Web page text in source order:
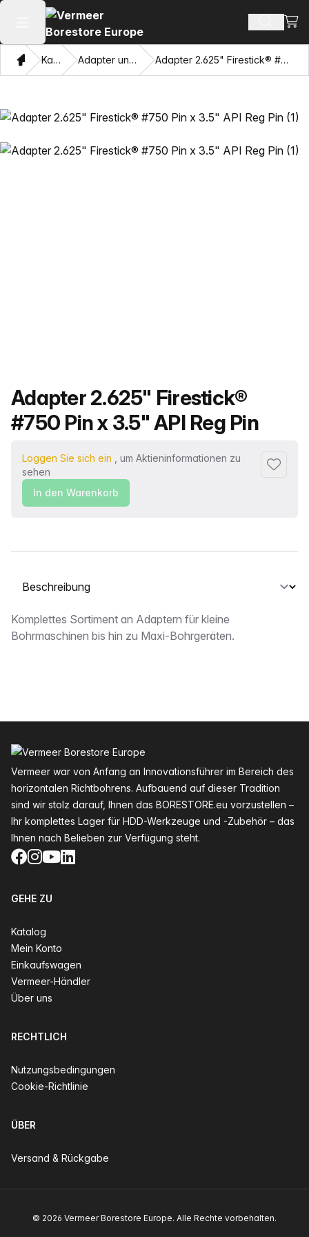
Hauptmenü öffnen
HeimKatalog Adapter und Ziehaugen Adapter 2.625" Firestick® #750 Pin x 3.5" API Reg Pin
Produktname
Adapter 2.625" Firestick®
#750 Pin x 3.5" API Reg Pin
Loggen Sie sich ein , um Aktieninformationen zu
sehen
Zu
In den Warenkorb
Wählen Sie eine Registerkarte aus
Beschreibung
Komplettes Sortiment an Adaptern für kleine
Bohrmaschinen bis hin zu Maxi-Bohrgeräten.
Vermeer war von Anfang an Innovationsführer im Bereich des
horizontalen Richtbohrens. Aufbauend auf dieser Tradition
sind wir stolz darauf, Ihnen das BORESTORE.eu vorzustellen –
Ihr komplettes Lager für HDD-Werkzeuge und -Zubehör – das
Ihnen nach Belieben zur Verfügung steht.
Facebook
Instagram
YouTube
LinkedIn
GEHE ZU
Katalog
Mein Konto
Einkaufswagen
Vermeer-Händler
Über uns
RECHTLICH
Nutzungsbedingungen
Cookie-Richtlinie
ÜBER
Versand & Rückgabe
© 2026 Vermeer Borestore Europe. Alle Rechte vorbehalten.